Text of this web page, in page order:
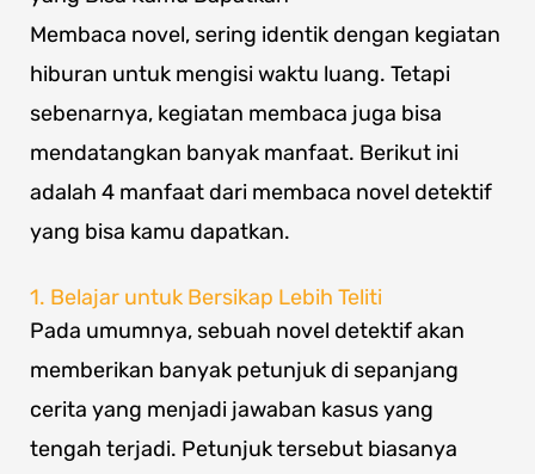
Membaca novel, sering identik dengan kegiatan
hiburan untuk mengisi waktu luang. Tetapi
sebenarnya, kegiatan membaca juga bisa
mendatangkan banyak manfaat. Berikut ini
adalah 4 manfaat dari membaca novel detektif
yang bisa kamu dapatkan.
1. Belajar untuk Bersikap Lebih Teliti
Pada umumnya, sebuah novel detektif akan
memberikan banyak petunjuk di sepanjang
cerita yang menjadi jawaban kasus yang
tengah terjadi. Petunjuk tersebut biasanya